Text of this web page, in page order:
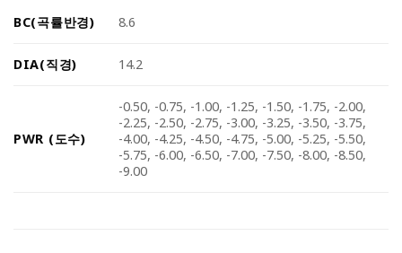
BC(곡률반경) 8.6
DIA(직경) 14.2
PWR (도수)
-0.50, -0.75, -1.00, -1.25, -1.50, -1.75, -2.00,
-2.25, -2.50, -2.75, -3.00, -3.25, -3.50, -3.75,
-4.00, -4.25, -4.50, -4.75, -5.00, -5.25, -5.50,
-5.75, -6.00, -6.50, -7.00, -7.50, -8.00, -8.50,
-9.00